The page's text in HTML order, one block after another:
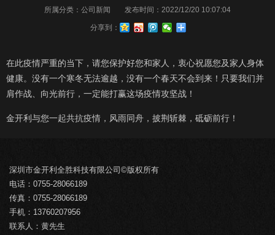
所属分类： 公司新闻 发布时间： 2022/12/20 10:07:04
分享到：
在此疫情严重的当下，请您保护好您和家人，衷心祝愿您及家人身体
健康。没有一个寒冬无法逾越，没有一个春天不会到来！只要我们并
肩作战、向光前行，一定能打赢这场疫情攻坚战！
金开利与您一起共抗疫情，风雨同舟，披荆斩棘，砥砺前行！
深圳市金开利全胜科技有限公司©版权所有
电话：0755-28066189
传真：0755-28066189
手机：13760207956
联系人：黄先生